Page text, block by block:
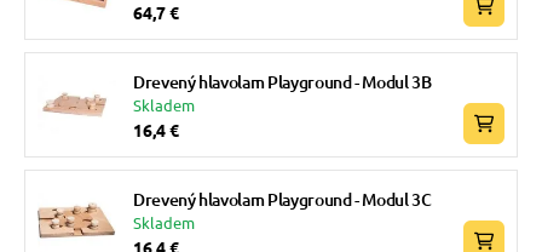
64,7 €
Drevený hlavolam Playground - Modul 3B
Skladem
16,4 €
Drevený hlavolam Playground - Modul 3C
Skladem
16,4 €